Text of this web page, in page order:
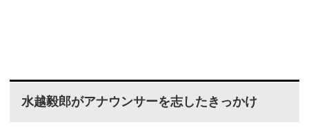
水越毅郎がアナウンサーを志したきっかけ